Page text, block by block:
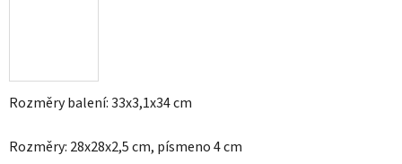
Rozměry balení: 33x3,1x34 cm
Rozměry: 28x28x2,5 cm, písmeno 4 cm